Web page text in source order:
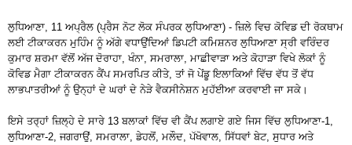
ਲੁਧਿਆਣਾ, 11 ਅਪ੍ਰੈਲ (ਪ੍ਰੈਸ ਨੋਟ ਲੋਕ ਸੰਪਰਕ ਲੁਧਿਆਣਾ) - ਜ਼ਿਲੇ ਵਿਚ ਕੋਵਿਡ ਦੀ ਰੋਕਥਾਮ
ਲਈ ਟੀਕਾਕਰਨ ਮੁਹਿੰਮ ਨੂੰ ਅੱਗੇ ਵਧਾਉਂਦਿਆਂ ਡਿਪਟੀ ਕਮਿਸ਼ਨਰ ਲੁਧਿਆਣਾ ਸ੍ਰੀ ਵਰਿੰਦਰ
ਕੁਮਾਰ ਸ਼ਰਮਾ ਵੱਲੋਂ ਅੱਜ ਦੋਰਾਹਾ, ਖੰਨਾ, ਸਮਰਾਲਾ, ਮਾਛੀਵਾੜਾ ਅਤੇ ਕੋਹਾੜਾ ਵਿਖੇ ਲੋਕਾਂ ਨੂੰ
ਕੋਵਿਡ ਮੈਗਾ ਟੀਕਾਕਰਨ ਕੈਂਪ ਸਮਰਪਿਤ ਕੀਤੇ, ਤਾਂ ਜੋ ਪੇਂਡੂ ਇਲਾਕਿਆਂ ਵਿੱਚ ਵੱਧ ਤੋਂ ਵੱਧ
ਲਾਭਪਾਤਰੀਆਂ ਨੂੰ ਉਨ੍ਹਾਂ ਦੇ ਘਰਾਂ ਦੇ ਨੇੜੇ ਵੈਕਸੀਨੇਸ਼ਨ ਮੁਹੱਈਆ ਕਰਵਾਈ ਜਾ ਸਕੇ।
ਇਸੇ ਤਰ੍ਹਾਂ ਜ਼ਿਲ੍ਹੇ ਦੇ ਸਾਰੇ 13 ਬਲਾਕਾਂ ਵਿੱਚ ਵੀ ਕੈਂਪ ਲਗਾਏ ਗਏ ਜਿਸ ਵਿੱਚ ਲੁਧਿਆਣਾ-1,
ਲੁਧਿਆਣਾ-2, ਜਗਰਾਉਂ, ਸਮਰਾਲਾ, ਡੇਹਲੋਂ, ਮਲੌਦ, ਪੱਖੋਵਾਲ, ਸਿੱਧਵਾਂ ਬੇਟ, ਸੁਧਾਰ ਅਤੇ